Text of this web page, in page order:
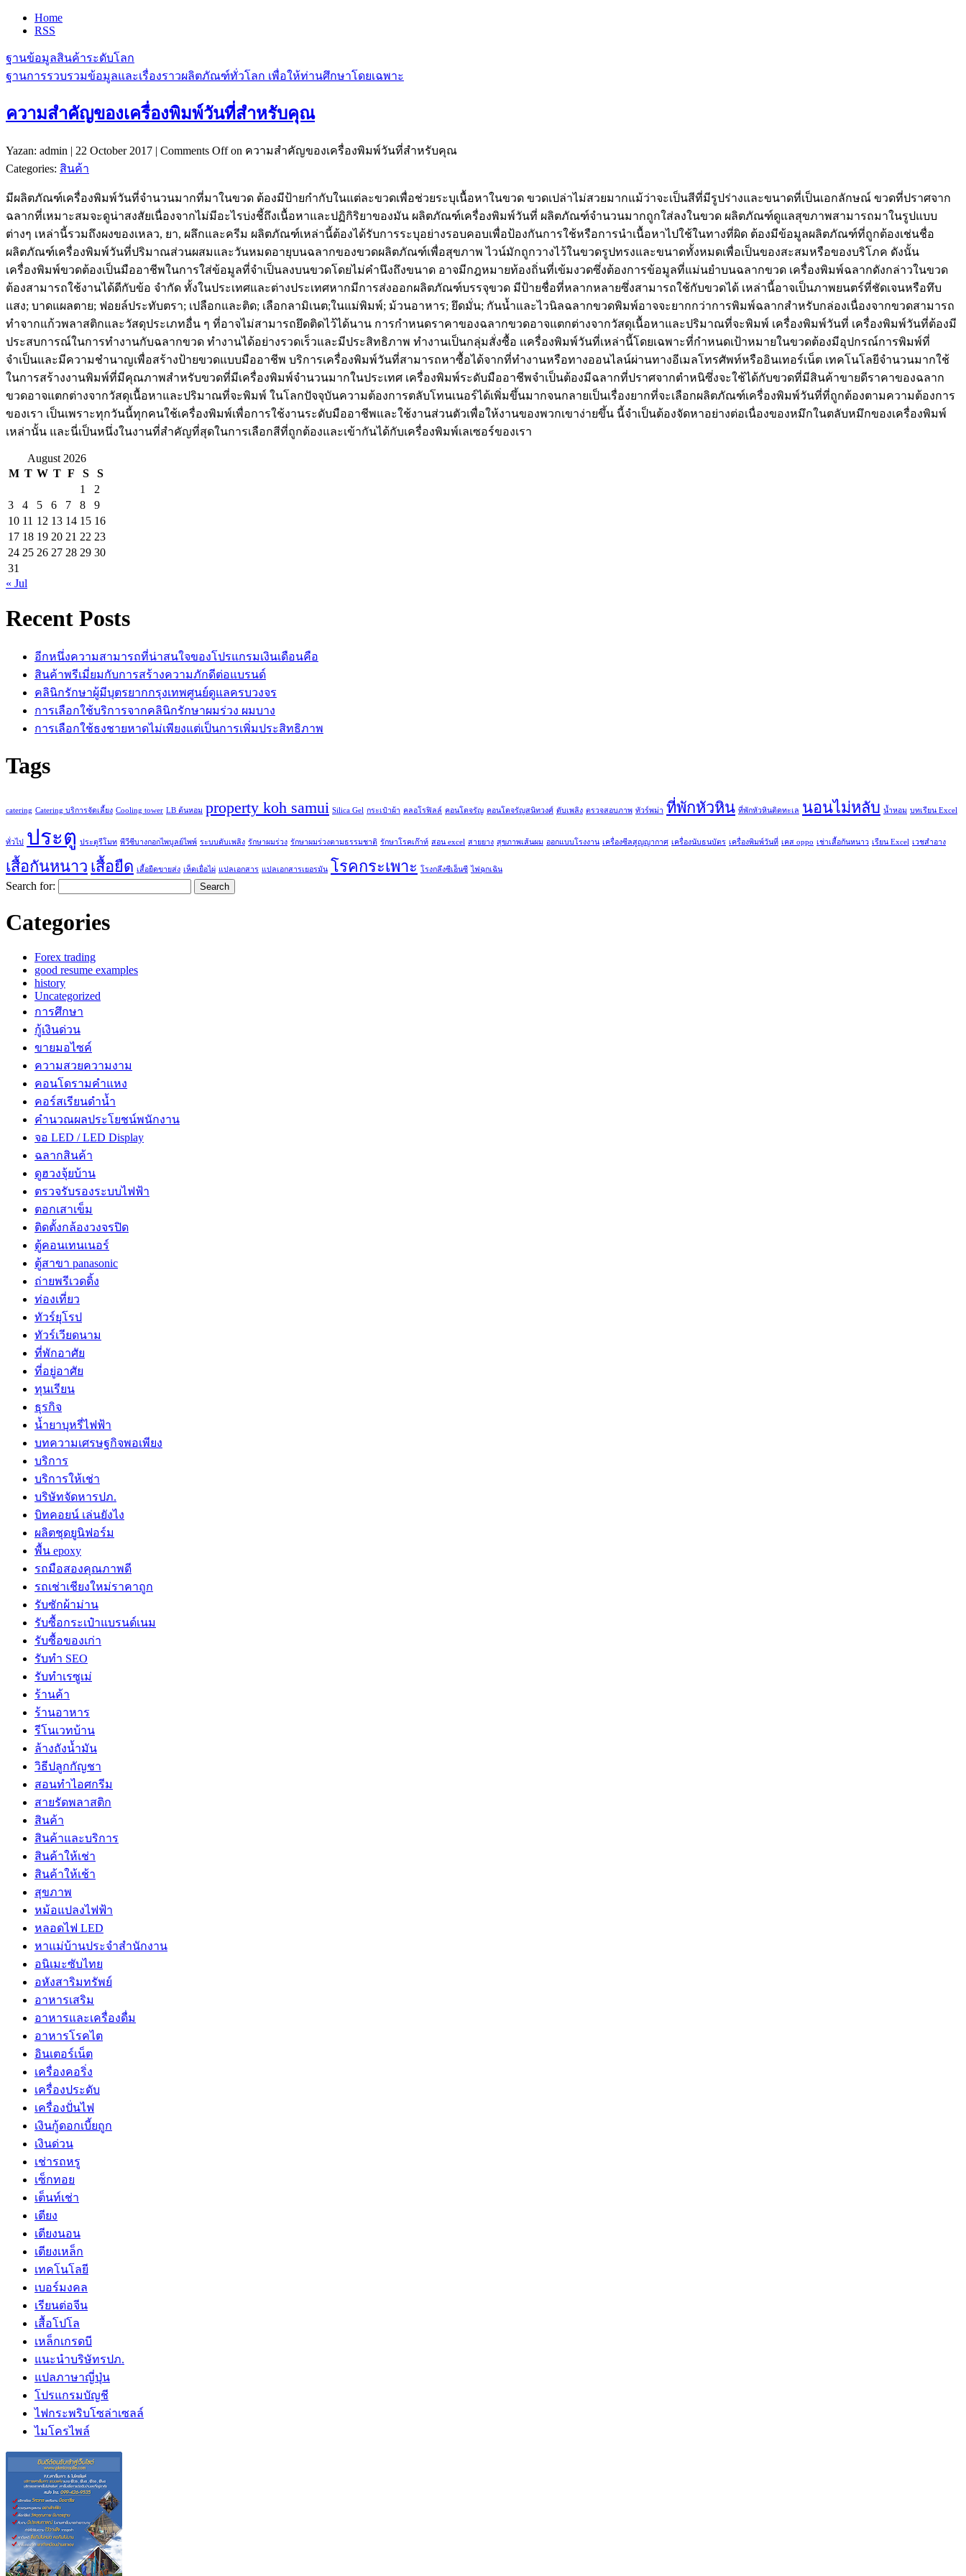
Home
RSS
ฐานข้อมูลสินค้าระดับโลก
ฐานการรวบรวมข้อมูลและเรื่องราวผลิตภัณฑ์ทั่วโลก เพื่อให้ท่านศึกษาโดยเฉพาะ
ความสำคัญของเครื่องพิมพ์วันที่สำหรับคุณ
Yazan: admin | 22 October 2017 | Comments Offon ความสำคัญของเครื่องพิมพ์วันที่สำหรับคุณ
Categories: สินค้า
มีผลิตภัณฑ์เครื่องพิมพ์วันที่จำนวนมากที่มาในขวด ต้องมีป้ายกำกับในแต่ละขวดเพื่อช่วยระบุเนื้อหาในขวด ขวดเปล่าไม่สวยมากแม้ว่าจะเป็นสีที่มีรูปร่างและขนาดที่เป็นเอกลักษณ์ ขวดที่ปราศจาก
ฉลากที่เหมาะสมจะดูน่าสงสัยเนื่องจากไม่มีอะไรบ่งชี้ถึงเนื้อหาและปฏิกิริยาของมัน ผลิตภัณฑ์เครื่องพิมพ์วันที่ ผลิตภัณฑ์จำนวนมากถูกใส่ลงในขวด ผลิตภัณฑ์ดูแลสุขภาพสามารถมาในรูปแบบ
ต่างๆ เหล่านี้รวมถึงผงของเหลว, ยา, ผลึกและครีม ผลิตภัณฑ์เหล่านี้ต้องได้รับการระบุอย่างรอบคอบเพื่อป้องกันการใช้หรือการนำเนื้อหาไปใช้ในทางที่ผิด ต้องมีข้อมูลผลิตภัณฑ์ที่ถูกต้องเช่นชื่อ
ผลิตภัณฑ์เครื่องพิมพ์วันที่ปริมาณส่วนผสมและวันหมดอายุบนฉลากของขวดผลิตภัณฑ์เพื่อสุขภาพ ไวน์มักถูกวางไว้ในขวดรูปทรงและขนาดทั้งหมดเพื่อเป็นของสะสมหรือของบริโภค ดังนั้น
เครื่องพิมพ์ขวดต้องเป็นมืออาชีพในการใส่ข้อมูลที่จำเป็นลงบนขวดโดยไม่คำนึงถึงขนาด อาจมีกฎหมายท้องถิ่นที่เข้มงวดซึ่งต้องการข้อมูลที่แม่นยำบนฉลากขวด เครื่องพิมพ์ฉลากดังกล่าวในขวด
ต้องสามารถใช้งานได้ดีกับข้อ จำกัด ทั้งในประเทศและต่างประเทศหากมีการส่งออกผลิตภัณฑ์บรรจุขวด มีป้ายชื่อที่หลากหลายซึ่งสามารถใช้กับขวดได้ เหล่านี้อาจเป็นภาพยนตร์ที่ชัดเจนหรือทึบ
แสง; บาดแผลตาย; ฟอยล์ประทับตรา; เปลือกและติด; เลือกลามิเนต;ในแม่พิมพ์; ม้วนอาหาร; ยึดมั่น; กันน้ำและไวนิลฉลากขวดพิมพ์อาจจะยากกว่าการพิมพ์ฉลากสำหรับกล่องเนื่องจากขวดสามารถ
ทำจากแก้วพลาสติกและวัสดุประเภทอื่น ๆ ที่อาจไม่สามารถยึดติดไว้ได้นาน การกำหนดราคาของฉลากขวดอาจแตกต่างจากวัสดุเนื้อหาและปริมาณที่จะพิมพ์ เครื่องพิมพ์วันที่ เครื่องพิมพ์วันที่ต้องมี
ประสบการณ์ในการทำงานกับฉลากขวด ทำงานได้อย่างรวดเร็วและมีประสิทธิภาพ ทำงานเป็นกลุ่มสั่งซื้อ เเครื่องพิมพ์วันที่เหล่านี้โดยเฉพาะที่กำหนดเป้าหมายในขวดต้องมีอุปกรณ์การพิมพ์ที่
จำเป็นและมีความชำนาญเพื่อสร้างป้ายขวดแบบมืออาชีพ บริการเครื่องพิมพ์วันที่สามารถหาซื้อได้จากที่ทำงานหรือทางออนไลน์ผ่านทางอีเมลโทรศัพท์หรืออินเทอร์เน็ต เทคโนโลยีจำนวนมากใช้
ในการสร้างงานพิมพ์ที่มีคุณภาพสำหรับขวดที่มีเครื่องพิมพ์จำนวนมากในประเทศ เครื่องพิมพ์ระดับมืออาชีพจำเป็นต้องมีฉลากที่ปราศจากตำหนิซึ่งจะใช้ได้กับขวดที่มีสินค้าขายดีราคาของฉลาก
ขวดอาจแตกต่างจากวัสดุเนื้อหาและปริมาณที่จะพิมพ์ ในโลกปัจจุบันความต้องการตลับโทนเนอร์ได้เพิ่มขึ้นมากจนกลายเป็นเรื่องยากที่จะเลือกผลิตภัณฑ์เครื่องพิมพ์วันที่ที่ถูกต้องตามความต้องการ
ของเรา เป็นเพราะทุกวันนี้ทุกคนใช้เครื่องพิมพ์เพื่อการใช้งานระดับมืออาชีพและใช้งานส่วนตัวเพื่อให้งานของพวกเขาง่ายขึ้น นี้จำเป็นต้องจัดหาอย่างต่อเนื่องของหมึกในตลับหมึกของเครื่องพิมพ์
เหล่านั้น และนี่เป็นหนึ่งในงานที่สำคัญที่สุดในการเลือกสีที่ถูกต้องและเข้ากันได้กับเครื่องพิมพ์เลเซอร์ของเรา
August 2026
M T W T F S
S
1
2
3
4 5 6 7 8
9
10 11 12 13 14 15 16
17 18 19 20 21 22 23
24 25 26 27 28 29 30
31
« Jul
Recent Posts
อีกหนึ่งความสามารถที่น่าสนใจของโปรแกรมเงินเดือนคือ
สินค้าพรีเมี่ยมกับการสร้างความภักดีต่อแบรนด์
คลินิกรักษาผู้มีบุตรยากกรุงเทพศูนย์ดูแลครบวงจร
การเลือกใช้บริการจากคลินิกรักษาผมร่วง ผมบาง
การเลือกใช้ธงชายหาดไม่เพียงแต่เป็นการเพิ่มประสิทธิภาพ
Tags
catering Catering บริการจัดเลี้ยง Cooling tower LB ต้นหอม property koh samui Silica Gel กระเป๋าผ้า คลอโรฟิลล์ คอนโดจรัญ คอนโดจรัญสนิทวงศ์ ดับเพลิง ตรวจสอบภาพ ทัวร์พม่า ที่พักหัวหิน ที่พักหัวหินติดทะเล นอนไม่หลับ น้ำหอม บทเรียน Excel
ทั่วไป ประตู ประตูรีโมท พีวีซีบางกอกไพบูลย์ไพพ์ ระบบดับเพลิง รักษาผมร่วง รักษาผมร่วงตามธรรมชาติ รักษาโรคเก๊าท์ สอน excel สายยาง สุขภาพเส้นผม ออกแบบโรงงาน เครื่องซีลสูญญากาศ เครื่องนับธนบัตร เครื่องพิมพ์วันที่ เคส oppo เช่าเสื้อกันหนาว เรียน Excel เวชสำอาง
เสื้อกันหนาว เสื้อยืด เสื้อยืดขายส่ง เห็ดเยื่อไผ่ แปลเอกสาร แปลเอกสารเยอรมัน โรคกระเพาะ โรงกลึงซีเอ็นซี ไฟฉุกเฉิน
Search for:
Categories
Forex trading
good resume examples
history
Uncategorized
การศึกษา
กู้เงินด่วน
ขายมอไซค์
ความสวยความงาม
คอนโดรามคำแหง
คอร์สเรียนดำน้ำ
คำนวณผลประโยชน์พนักงาน
จอ LED / LED Display
ฉลากสินค้า
ดูฮวงจุ้ยบ้าน
ตรวจรับรองระบบไฟฟ้า
ตอกเสาเข็ม
ติดตั้งกล้องวงจรปิด
ตู้คอนเทนเนอร์
ตู้สาขา panasonic
ถ่ายพรีเวดดิ้ง
ท่องเที่ยว
ทัวร์ยุโรป
ทัวร์เวียดนาม
ที่พักอาศัย
ที่อยู่อาศัย
ทุนเรียน
ธุรกิจ
น้ำยาบุหรี่ไฟฟ้า
บทความเศรษฐกิจพอเพียง
บริการ
บริการให้เช่า
บริษัทจัดหารปภ.
บิทคอยน์ เล่นยังไง
ผลิตชุดยูนิฟอร์ม
พื้น epoxy
รถมือสองคุณภาพดี
รถเช่าเชียงใหม่ราคาถูก
รับซักผ้าม่าน
รับซื้อกระเป๋าแบรนด์เนม
รับซื้อของเก่า
รับทำ SEO
รับทำเรซูเม่
ร้านค้า
ร้านอาหาร
รีโนเวทบ้าน
ล้างถังน้ำมัน
วิธีปลูกกัญชา
สอนทำไอศกรีม
สายรัดพลาสติก
สินค้า
สินค้าและบริการ
สินค้าให้เช่า
สินค้าให้เช้า
สุขภาพ
หม้อแปลงไฟฟ้า
หลอดไฟ LED
หาแม่บ้านประจำสำนักงาน
อนิเมะซับไทย
อหังสาริมทรัพย์
อาหารเสริม
อาหารและเครื่องดื่ม
อาหารโรคไต
อินเตอร์เน็ต
เครื่องคอริ่ง
เครื่องประดับ
เครื่องปั่นไฟ
เงินกู้ดอกเบี้ยถูก
เงินด่วน
เช่ารถหรู
เซ็กทอย
เต็นท์เช่า
เตียง
เตียงนอน
เตียงเหล็ก
เทคโนโลยี
เบอร์มงคล
เรียนต่อจีน
เสื้อโปโล
เหล็กเกรดบี
แนะนำบริษัทรปภ.
แปลภาษาญี่ปุ่น
โปรแกรมบัญชี
ไฟกระพริบโซล่าเซลล์
ไมโครไพล์